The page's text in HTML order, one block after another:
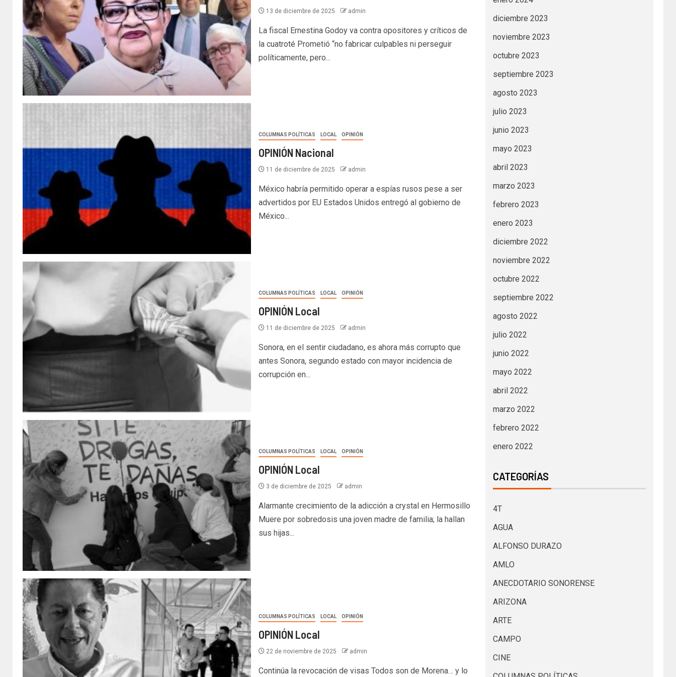
13 de diciembre de 2025 admin
La fiscal Ernestina Godoy va contra opositores y críticos de
la cuatroté Prometió “no fabricar culpables ni perseguir
políticamente, pero...
COLUMNAS POLÍTICAS LOCAL OPINIÓN
OPINIÓN Nacional
11 de diciembre de 2025 admin
México habría permitido operar a espías rusos pese a ser
advertidos por EU Estados Unidos entregó al gobierno de
México...
COLUMNAS POLÍTICAS LOCAL OPINIÓN
OPINIÓN Local
11 de diciembre de 2025 admin
Sonora, en el sentir ciudadano, es ahora más corrupto que
antes Sonora, segundo estado con mayor incidencia de
corrupción en...
COLUMNAS POLÍTICAS LOCAL OPINIÓN
OPINIÓN Local
3 de diciembre de 2025 admin
Alarmante crecimiento de la adicción a crystal en Hermosillo
Muere por sobredosis una joven madre de familia; la hallan
sus hijas...
COLUMNAS POLÍTICAS LOCAL OPINIÓN
OPINIÓN Local
22 de noviembre de 2025 admin
Continúa la revocación de visas Todos son de Morena… y lo
diciembre 2023
noviembre 2023
octubre 2023
septiembre 2023
agosto 2023
julio 2023
junio 2023
mayo 2023
abril 2023
marzo 2023
febrero 2023
enero 2023
diciembre 2022
noviembre 2022
octubre 2022
septiembre 2022
agosto 2022
julio 2022
junio 2022
mayo 2022
abril 2022
marzo 2022
febrero 2022
enero 2022
CATEGORÍAS
4T
AGUA
ALFONSO DURAZO
AMLO
ANECDOTARIO SONORENSE
ARIZONA
ARTE
CAMPO
CINE